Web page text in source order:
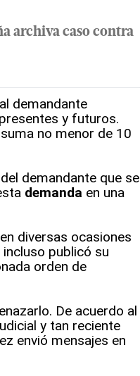
archiva caso contra
demandante
y futuros.
no menor de 10
demandante que se
demanda en una
diversas ocasiones
publicó su
orden de
De acuerdo al
y tan reciente
envió mensajes en